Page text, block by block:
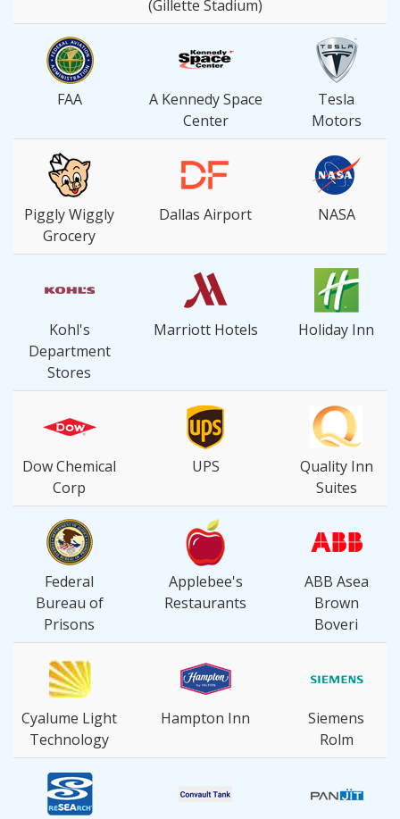
(Gillette Stadium)
FAA
A Kennedy Space
Center
Tesla
Motors
Piggly Wiggly
Grocery
Dallas Airport NASA
Kohl's
Department
Stores
Marriott Hotels Holiday Inn
Dow Chemical
Corp
UPS
Quality Inn
Suites
Federal
Bureau of
Prisons
Applebee's
Restaurants
ABB Asea
Brown
Boveri
Cyalume Light
Technology
Hampton Inn
Siemens
Rolm